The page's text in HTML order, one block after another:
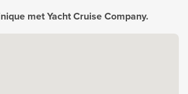
met Yacht Cruise Company.